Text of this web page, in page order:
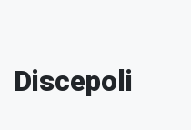
Discepoli